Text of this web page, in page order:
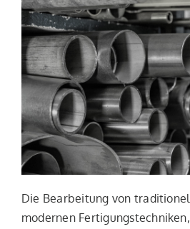
Die Bearbeitung von
modernen